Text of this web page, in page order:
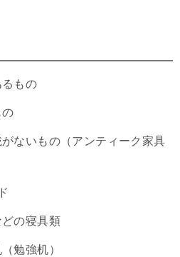
もの
ないもの（アンティーク家具
の寝具類
勉強机）